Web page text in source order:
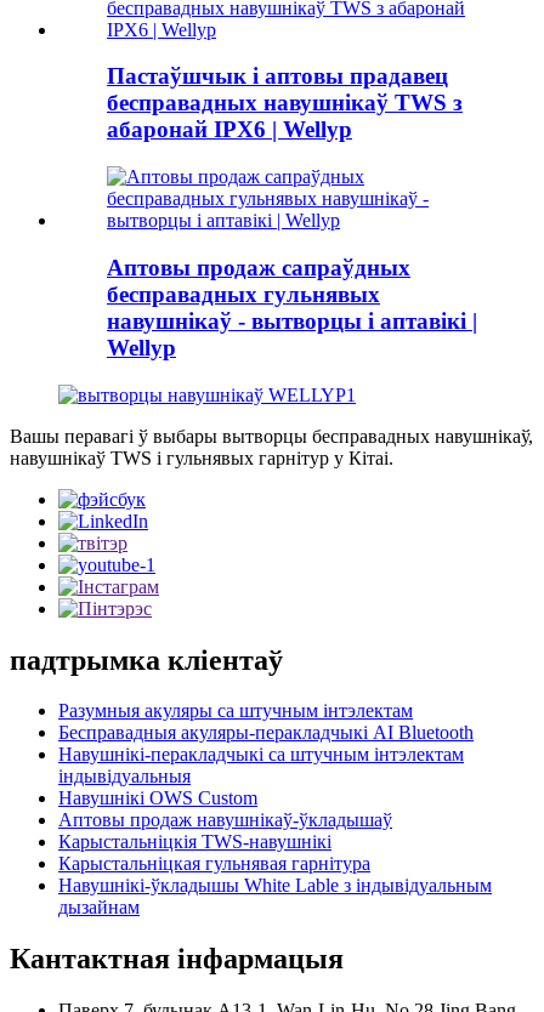
Пастаўшчык і аптовы прадавец
бесправадных навушнікаў TWS з
абаронай IPX6 | Wellyp
Аптовы продаж сапраўдных
бесправадных гульнявых
навушнікаў - вытворцы і аптавікі |
Wellyp
Вашы перавагі ў выбары вытворцы бесправадных навушнікаў,
навушнікаў TWS і гульнявых гарнітур у Кітаі.
падтрымка кліентаў
Разумныя акуляры са штучным інтэлектам
Бесправадныя акуляры-перакладчыкі AI Bluetooth
Навушнікі-перакладчыкі са штучным інтэлектам
індывідуальныя
Навушнікі OWS Custom
Аптовы продаж навушнікаў-ўкладышаў
Карыстальніцкія TWS-навушнікі
Карыстальніцкая гульнявая гарнітура
Навушнікі-ўкладышы White Lable з індывідуальным
дызайнам
Кантактная інфармацыя